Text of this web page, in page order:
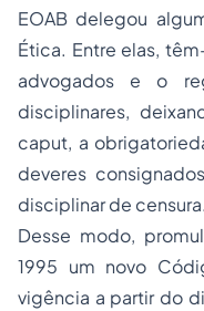
EOAB delegou
Ética. Entre elas,
advogados e o
disciplinares,
caput, a
deveres
disciplinar de censura.
Desse modo,
1995 um novo
vigência a partir do